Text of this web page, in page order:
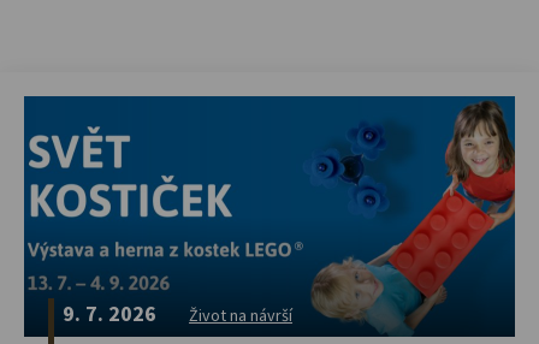
9. 7. 2026 Život na návrší